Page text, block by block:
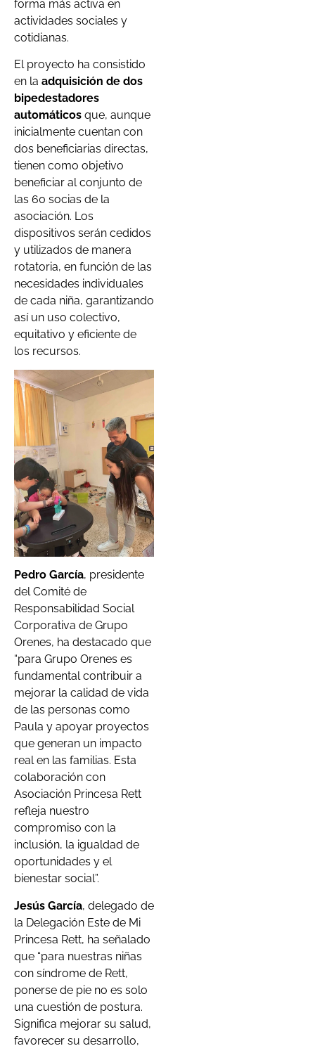
forma más activa en
actividades sociales y
cotidianas.
El proyecto ha consistido
en la adquisición de dos
bipedestadores
automáticos que, aunque
inicialmente cuentan con
dos beneficiarias directas,
tienen como objetivo
beneficiar al conjunto de
las 60 socias de la
asociación. Los
dispositivos serán cedidos
y utilizados de manera
rotatoria, en función de las
necesidades individuales
de cada niña, garantizando
así un uso colectivo,
equitativo y eficiente de
los recursos.
Pedro García, presidente
del Comité de
Responsabilidad Social
Corporativa de Grupo
Orenes, ha destacado que
“para Grupo Orenes es
fundamental contribuir a
mejorar la calidad de vida
de las personas como
Paula y apoyar proyectos
que generan un impacto
real en las familias. Esta
colaboración con
Asociación Princesa Rett
refleja nuestro
compromiso con la
inclusión, la igualdad de
oportunidades y el
bienestar social”.
Jesús García, delegado de
la Delegación Este de Mi
Princesa Rett, ha señalado
que “para nuestras niñas
con síndrome de Rett,
ponerse de pie no es solo
una cuestión de postura.
Significa mejorar su salud,
favorecer su desarrollo,